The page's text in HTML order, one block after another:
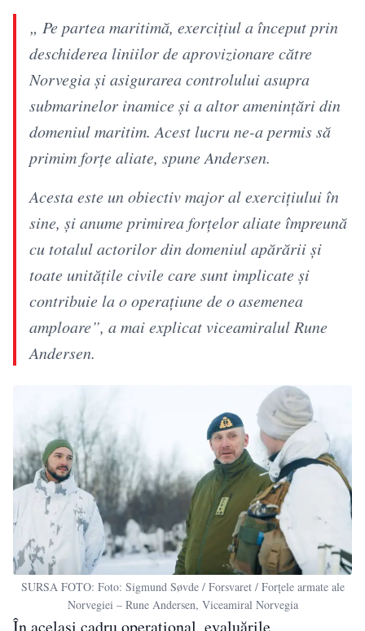
„ Pe partea maritimă, exercițiul a început prin
deschiderea liniilor de aprovizionare către
Norvegia și asigurarea controlului asupra
submarinelor inamice și a altor amenințări din
domeniul maritim. Acest lucru ne-a permis să
primim forțe aliate, spune Andersen.
Acesta este un obiectiv major al exercițiului în
sine, și anume primirea forțelor aliate împreună
cu totalul actorilor din domeniul apărării și
toate unitățile civile care sunt implicate și
contribuie la o operațiune de o asemenea
amploare”, a mai explicat viceamiralul Rune
Andersen.
SURSA FOTO: Foto: Sigmund Søvde / Forsvaret / Forțele armate ale
Norvegiei – Rune Andersen, Viceamiral Norvegia
În același cadru operațional, evaluările